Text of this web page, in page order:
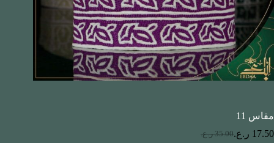
مقاس 11
35.00 ر.ع. 17.50 ر.ع.